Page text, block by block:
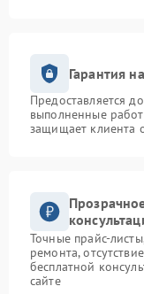
Гарантия
Предоставляется
выполненные
защищает клиента
Точные прайс-
ремонта,
бесплатной
сайте